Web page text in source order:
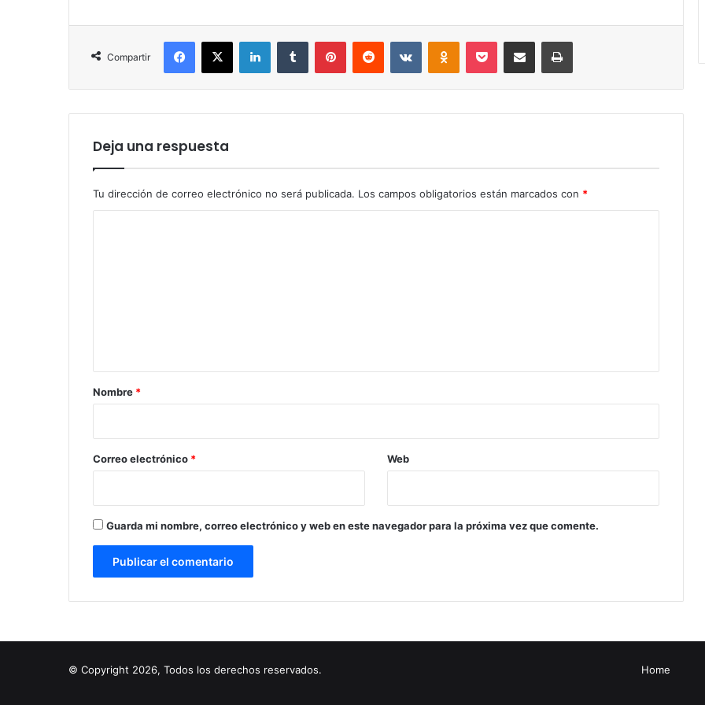
Compartir
Facebook
X LinkedInTumblr PinterestReddit VKontakteOdnoklassniki
Pocket Compartir por correo electrónicoImprimir
Deja una respuesta
Tu dirección de correo electrónico no será publicada. Los campos obligatorios están marcados con *
r
*
Nombre *
Correo electrónico * Web
Guarda mi nombre, correo electrónico y web en este navegador para la próxima vez que comente.
© Copyright 2026, Todos los derechos reservados.
Home